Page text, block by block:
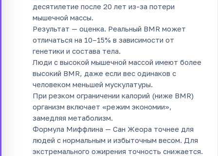
десятилетие после 20 лет из-за потери
мышечной массы.
Результат — оценка. Реальный BMR может
отличаться на 10–15% в зависимости от
генетики и состава тела.
Люди с высокой мышечной массой имеют более
высокий BMR, даже если вес одинаков с
человеком меньшей мускулатуры.
При резком ограничении калорий (ниже BMR)
организм включает «режим экономии»,
замедляя метаболизм.
Формула Миффлина — Сан Жеора точнее для
людей с нормальным и избыточным весом. Для
экстремального ожирения точность снижается.